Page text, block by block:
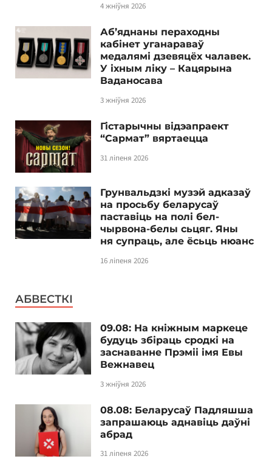
4 жніўня 2026
Аб’яднаны пераходны
кабінет уганараваў
медалямі дзевяцёх чалавек.
У іхным ліку – Кацярына
Ваданосава
3 жніўня 2026
Гістарычны відэапраект
“Сармат” вяртаецца
31 ліпеня 2026
Грунвальдзкі музэй адказаў
на просьбу беларусаў
паставіць на полі бел-
чырвона-белы сьцяг. Яны
ня супраць, але ёсьць нюанс
16 ліпеня 2026
АБВЕСТКІ
09.08: На кніжным маркеце
будуць збіраць сродкі на
заснаванне Прэміі імя Евы
Вежнавец
3 жніўня 2026
08.08: Беларусаў Падляшша
запрашаюць аднавіць даўні
абрад
31 ліпеня 2026